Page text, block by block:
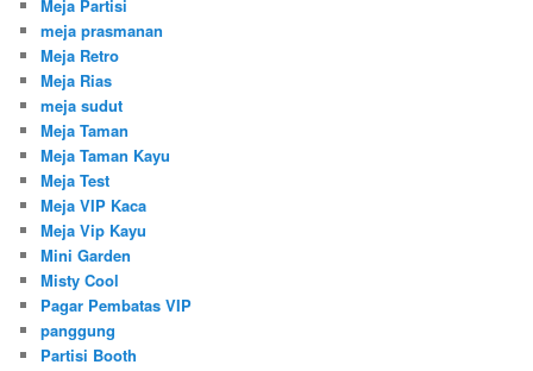
Meja Partisi
meja prasmanan
Meja Retro
Meja Rias
meja sudut
Meja Taman
Meja Taman Kayu
Meja Test
Meja VIP Kaca
Meja Vip Kayu
Mini Garden
Misty Cool
Pagar Pembatas VIP
panggung
Partisi Booth